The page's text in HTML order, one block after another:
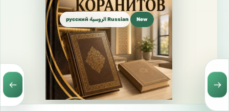
русский الروسية Russian New